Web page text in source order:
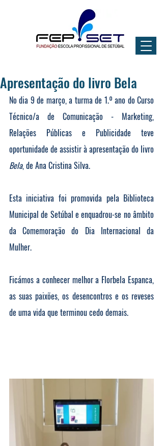
Apresentação do livro Bela
No dia 9 de março, a turma de 1.º ano do Curso
Técnico/a de Comunicação - Marketing,
Relações Públicas e Publicidade teve
Bela, de Ana Cristina Silva.
Esta iniciativa foi promovida pela Biblioteca
Municipal de Setúbal e enquadrou-se no âmbito
da Comemoração do Dia Internacional da
Mulher.
Ficámos a conhecer melhor a Florbela Espanca,
as suas paixões, os desencontros e os reveses
de uma vida que terminou cedo demais.